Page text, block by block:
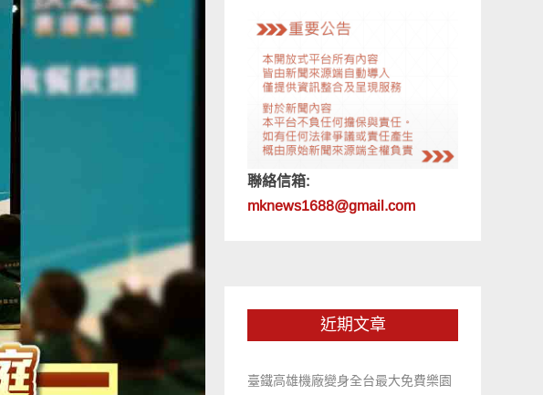
聯絡信箱:
mknews1688@gmail.com
近期文章
臺鐵高雄機廠變身全台最大免費樂園